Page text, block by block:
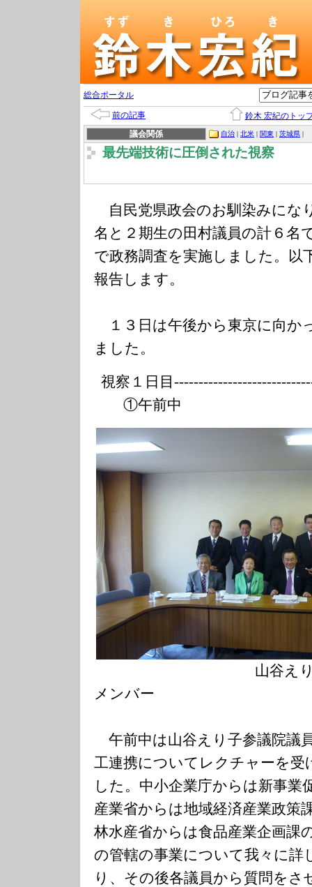
総合ポータル
前の記事
鈴木 宏紀のトッ
議会関係
自治 | 北米 | 関東 | 茨城県 |
最先端技術に圧倒された視察
自民党県政会のお馴染みにな
名と２期生の田村議員の計６名
で政務調査を実施しました。以
報告します。
１３日は午後から東京に向か
ました。
視察１日目---------------
①午前中
山谷えり子参議
メンバー
午前中は山谷えり子参議院議
工連携についてレクチャーを受
した。中小企業庁からは新事業
産業省からは地域経済産業政策
林水産省からは食品産業企画課
の管轄の事業について我々に詳
り、その後各議員から質問をさ